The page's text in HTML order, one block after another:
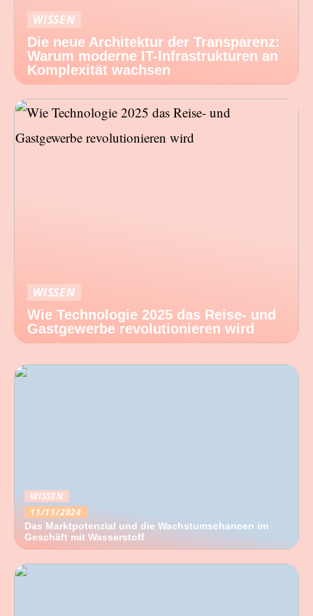
WISSEN
Die neue Architektur der Transparenz:
Warum moderne IT-Infrastrukturen an
Komplexität wachsen
WISSEN
Wie Technologie 2025 das Reise- und
Gastgewerbe revolutionieren wird
WISSEN
11/11/2024
Das Marktpotenzial und die Wachstumschancen im
Geschäft mit Wasserstoff